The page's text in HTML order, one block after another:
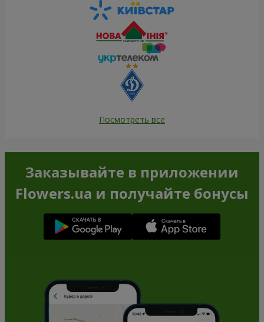
Посмотреть все
Заказывайте в приложении
Flowers.ua и получайте бонусы